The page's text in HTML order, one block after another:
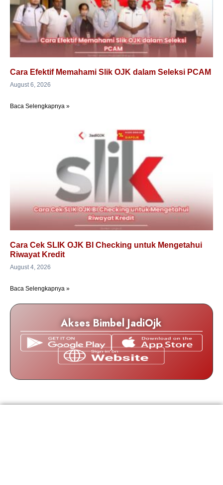
Cara Efektif Memahami Slik OJK dalam Seleksi PCAM
August 6, 2026
Baca Selengkapnya »
Cara Cek SLIK OJK BI Checking untuk Mengetahui
Riwayat Kredit
August 4, 2026
Baca Selengkapnya »
Akses Bimbel JadiOjk